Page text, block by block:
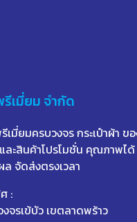
เมี่ยม จำกัด
เมี่ยมครบวงจร กระเป๋าผ้า ข
ละสินค้าโปรโมชั่น คุณภาพได้
จัดส่งตรงเวลา
:
จรเข้บัว เขตลาดพร้าว